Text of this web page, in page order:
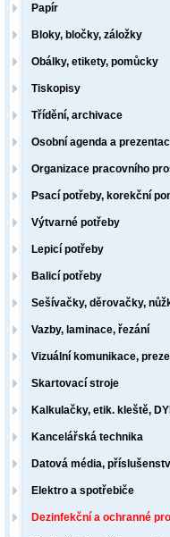
Papír
Bloky, bločky, záložky
Obálky, etikety, pomůcky
Tiskopisy
Třídění, archivace
Osobní agenda a
Organizace pracovního
Psací potřeby, korekční
Výtvarné potřeby
Lepicí potřeby
Balicí potřeby
Sešívačky, děrovačky,
Vazby, laminace, řezání
Vizuální komunikace,
Skartovací stroje
Kalkulačky, etik. kleště,
Kancelářská technika
Datová média,
Elektro a spotřebiče
Dezinfekční a ochranné